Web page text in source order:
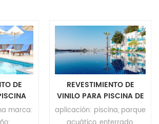
DE
marca:
REVESTIMIENTO DE
VINILO PARA PISCINA DE
1.8mx25m PARA PARQUE
ACUÁTICO
aplicación: piscina, parque